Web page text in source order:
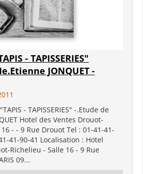
- TAPISSERIES"
JONQUET -
- TAPISSERIES" -.Etude de
Hotel des Ventes Drouot-
- - 9 Rue Drouot Tel : 01-41-41-
41-90-41 Localisation : Hotel
Richelieu - Salle 16 - 9 Rue
09...